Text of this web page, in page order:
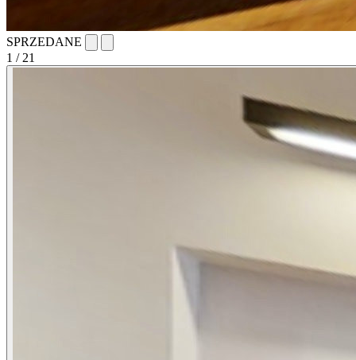
SPRZEDANE
1 / 21